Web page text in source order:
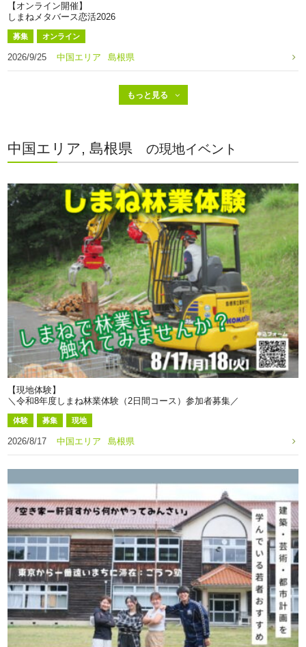
【オンライン開催】
しまねメタバース恋活2026
募集 オンライン
2026/9/25 中国エリア 島根県
中国エリア, 島根県 の現地イベント
【現地体験】
＼令和8年度しまね林業体験（2日間コース）参加者募集／
体験 募集 現地
2026/8/17 中国エリア 島根県